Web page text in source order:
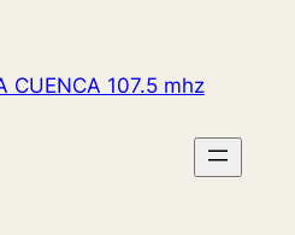
CUENCA 107.5 mhz